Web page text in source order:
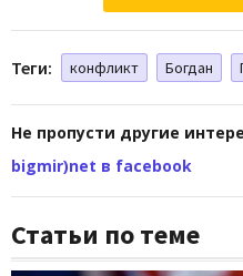
Теги: конфликт Богдан
Не пропусти другие
bigmir)net в facebook
Статьи по теме